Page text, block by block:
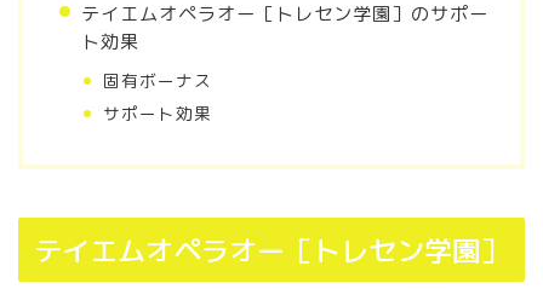
テイエムオペラオー［トレセン学園］のサポー
ト効果
固有ボーナス
サポート効果
テイエムオペラオー［トレセン学園］